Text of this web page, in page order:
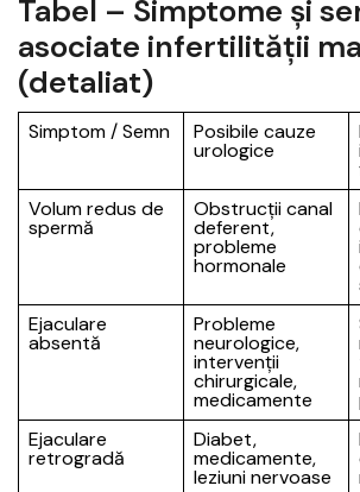
Tabel – Simptome și
asociate infertilității
(detaliat)
Simptom / Semn Posibile cauze
urologice
Volum redus de
spermă
Obstrucții canal
deferent,
probleme
hormonale
Ejaculare
absentă
Probleme
neurologice,
intervenții
chirurgicale,
medicamente
Ejaculare
retrogradă
Diabet,
medicamente,
leziuni nervoase